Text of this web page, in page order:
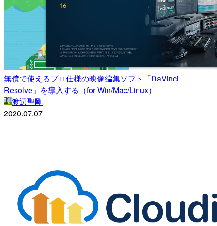
無償で使えるプロ仕様の映像編集ソフト「DaVinci
Resolve」を導入する（for Win/Mac/Linux）
渡辺聖剛
2020.07.07